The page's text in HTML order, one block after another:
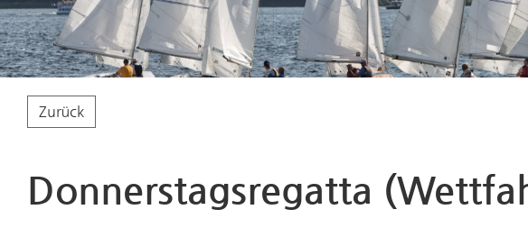
Zurück
Donnerstagsregatta